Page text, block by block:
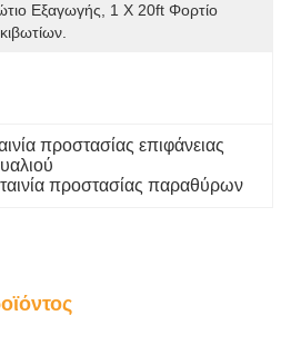
Εξαγωγής, 1 X 20ft Φορτίο
προστασίας επιφάνειας
ταινία προστασίας παραθύρων